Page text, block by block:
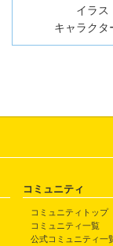
イラス
キャラクタ
コミュニティ
コミュニティトップ
コミュニティ一覧
公式コミュニティ一